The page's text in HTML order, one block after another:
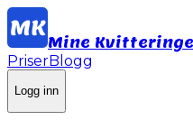
Mine
PriserBlogg
Logg inn